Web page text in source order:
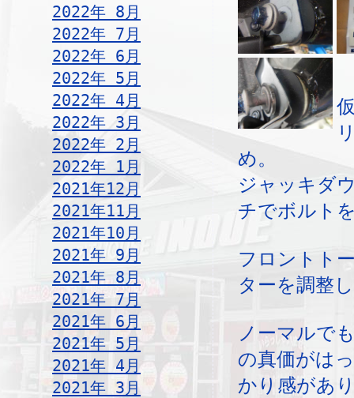
2022年 8月
2022年 7月
2022年 6月
2022年 5月
2022年 4月
2022年 3月
2022年 2月
2022年 1月
2021年12月
2021年11月
2021年10月
2021年 9月
2021年 8月
2021年 7月
2021年 6月
2021年 5月
2021年 4月
2021年 3月
め。
ジャッキダ
チでボルト
フロントト
ターを調整
ノーマルで
の真価がは
かり感があ